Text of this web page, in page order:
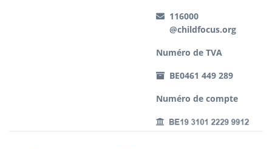
116000
@childfocus.org
Numéro de TVA
BE0461 449 289
Numéro de compte